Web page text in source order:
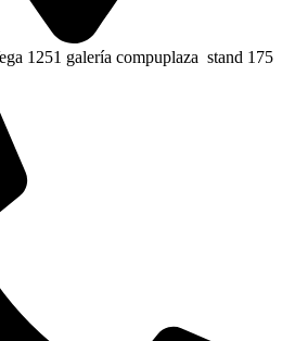
1251 galería compuplaza stand 175